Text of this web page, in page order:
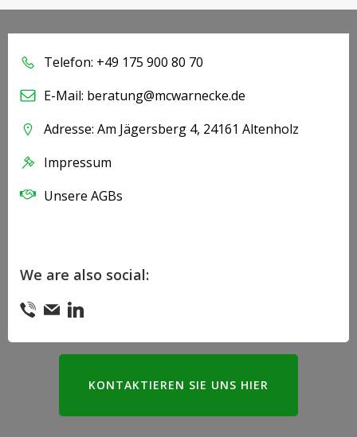
Telefon: +49 175 900 80 70
E-Mail: beratung@mcwarnecke.de
Adresse: Am Jägersberg 4, 24161 Altenholz
Impressum
Unsere AGBs
We are also social:
KONTAKTIEREN SIE UNS HIER